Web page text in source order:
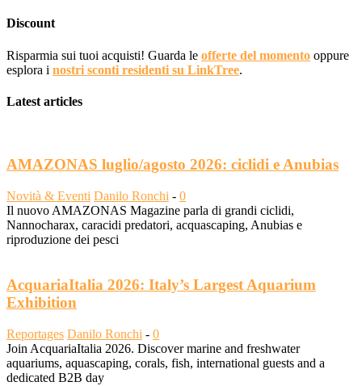
Discount
Risparmia sui tuoi acquisti! Guarda le offerte del momento oppure
esplora i nostri sconti residenti su LinkTree.
Latest articles
AMAZONAS luglio/agosto 2026: ciclidi e Anubias
Novità & Eventi Danilo Ronchi - 0
Il nuovo AMAZONAS Magazine parla di grandi ciclidi,
Nannocharax, caracidi predatori, acquascaping, Anubias e
riproduzione dei pesci
AcquariaItalia 2026: Italy’s Largest Aquarium
Exhibition
Reportages Danilo Ronchi - 0
Join AcquariaItalia 2026. Discover marine and freshwater
aquariums, aquascaping, corals, fish, international guests and a
dedicated B2B day